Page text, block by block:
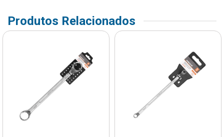
Produtos Relacionados